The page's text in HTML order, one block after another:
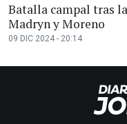
Batalla campal tras
Madryn y Moreno
09 DIC 2024 - 20:14